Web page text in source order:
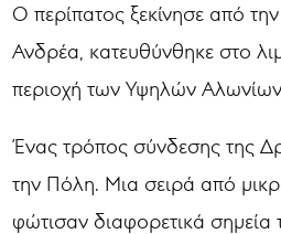
Ο περίπατος ξεκίνησε από
Ανδρέα, κατευθύνθηκε στο
περιοχή των Υψηλών
Ένας τρόπος σύνδεσης της
την Πόλη. Μια σειρά από
φώτισαν διαφορετικά σημεία